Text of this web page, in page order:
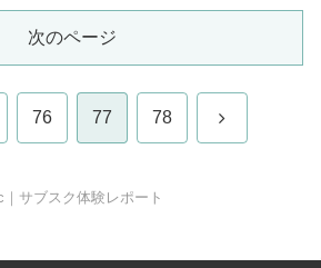
次のページ
76 77 78 次
サブスク体験レポート